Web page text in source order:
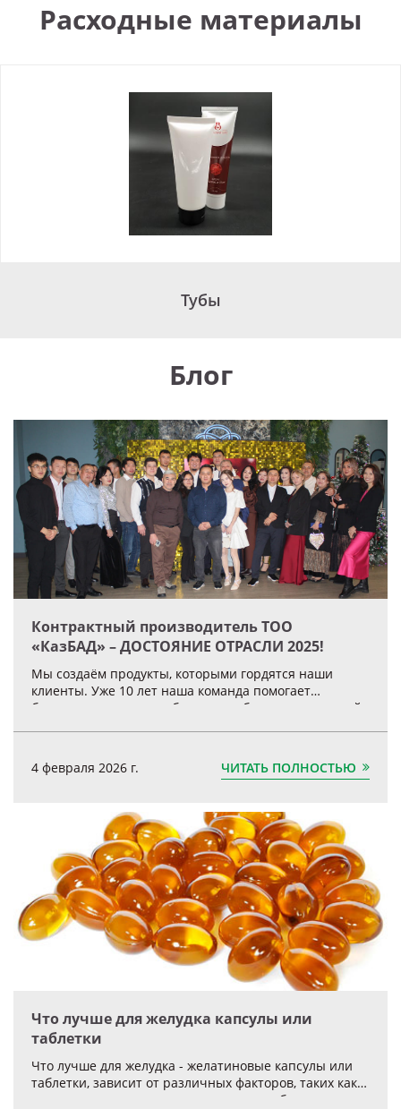
Расходные материалы
Тубы
Блог
Контрактный производитель ТОО
«КазБАД» – ДОСТОЯНИЕ ОТРАСЛИ 2025!
Мы создаём продукты, которыми гордятся наши
клиенты. Уже 10 лет наша команда помогает
бизнесам запускать собственные бренды в пищевой,
4 февраля 2026 г. ЧИТАТЬ ПОЛНОСТЬЮ
Что лучше для желудка капсулы или
таблетки
Что лучше для желудка - желатиновые капсулы или
таблетки, зависит от различных факторов, таких как
состав препарата, индивидуальные особенности